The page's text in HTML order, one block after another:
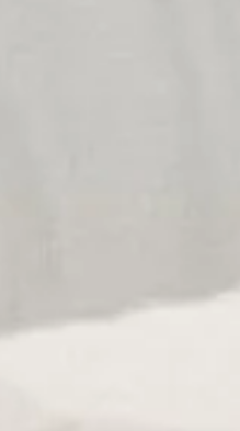
salle et en zoom):
région parisienne) :